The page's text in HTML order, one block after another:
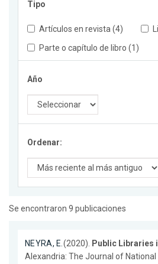
Tipo
Artículos en revista (4)
Parte o capítulo de libro (1)
Año
Ordenar:
Se encontraron 9 publicaciones
NEYRA, E.(2020). Public Libraries
Alexandria: The Journal of